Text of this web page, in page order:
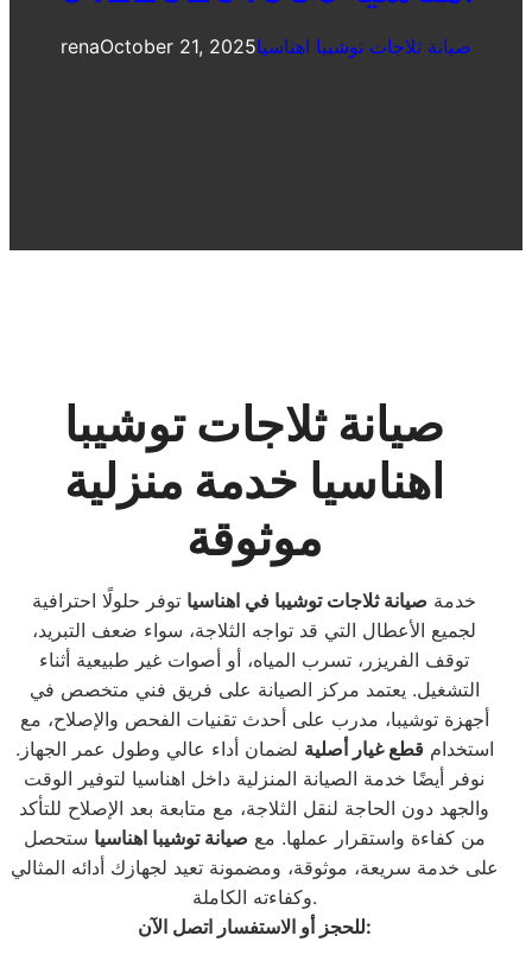
renaOctober 21, 2025صيانة ثلاجات توشيبا اهناسيا
صيانة ثلاجات توشيبا
اهناسيا خدمة منزلية
موثوقة
خدمة صيانة ثلاجات توشيبا في اهناسيا توفر حلولًا احترافية
لجميع الأعطال التي قد تواجه الثلاجة، سواء ضعف التبريد،
توقف الفريزر، تسرب المياه، أو أصوات غير طبيعية أثناء
التشغيل. يعتمد مركز الصيانة على فريق فني متخصص في
أجهزة توشيبا، مدرب على أحدث تقنيات الفحص والإصلاح، مع
استخدامقطع غيار أصلية لضمان أداء عالي وطول عمر الجهاز.
نوفر أيضًا خدمة الصيانة المنزلية داخل اهناسيا لتوفير الوقت
والجهد دون الحاجة لنقل الثلاجة، مع متابعة بعد الإصلاح للتأكد
من كفاءة واستقرار عملها. مع صيانة توشيبا اهناسيا ستحصل
على خدمة سريعة، موثوقة، ومضمونة تعيد لجهازك أدائه المثالي
وكفاءته الكاملة.
للحجز أو الاستفسار اتصل الآن: